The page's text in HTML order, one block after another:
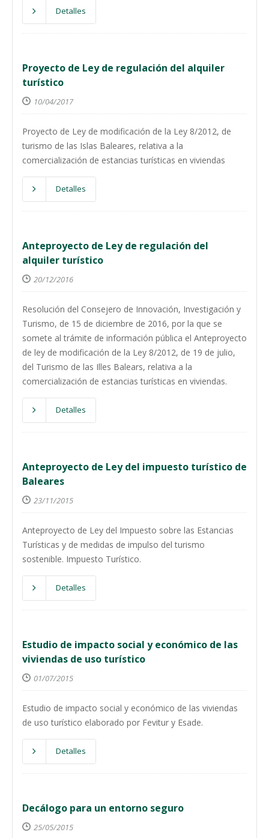
Detalles
Proyecto de Ley de regulación del alquiler
turístico
10/04/2017
Proyecto de Ley de modificación de la Ley 8/2012, de
turismo de las Islas Baleares, relativa a la
comercialización de estancias turísticas en viviendas
Detalles
Anteproyecto de Ley de regulación del
alquiler turístico
20/12/2016
Resolución del Consejero de Innovación, Investigación y
Turismo, de 15 de diciembre de 2016, por la que se
somete al trámite de información pública el Anteproyecto
de ley de modificación de la Ley 8/2012, de 19 de julio,
del Turismo de las Illes Balears, relativa a la
comercialización de estancias turísticas en viviendas.
Detalles
Anteproyecto de Ley del impuesto turístico de
Baleares
23/11/2015
Anteproyecto de Ley del Impuesto sobre las Estancias
Turísticas y de medidas de impulso del turismo
sostenible. Impuesto Turístico.
Detalles
Estudio de impacto social y económico de las
viviendas de uso turístico
01/07/2015
Estudio de impacto social y económico de las viviendas
de uso turístico elaborado por Fevitur y Esade.
Detalles
Decálogo para un entorno seguro
25/05/2015